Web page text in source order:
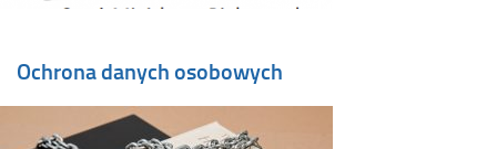
Ochrona danych osobowych